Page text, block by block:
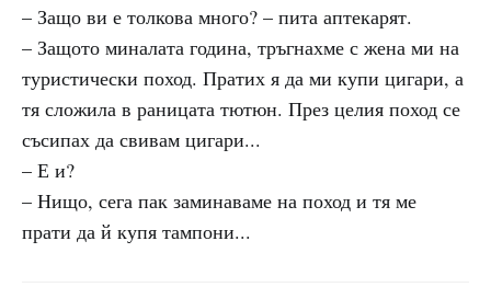
– Защо ви е толкова много? – пита аптекарят.
– Защото миналата година, тръгнахме с жена ми на
туристически поход. Пратих я да ми купи цигари, а
тя сложила в раницата тютюн. През целия поход се
съсипах да свивам цигари...
– Е и?
– Нищо, сега пак заминаваме на поход и тя ме
прати да й купя тампони...